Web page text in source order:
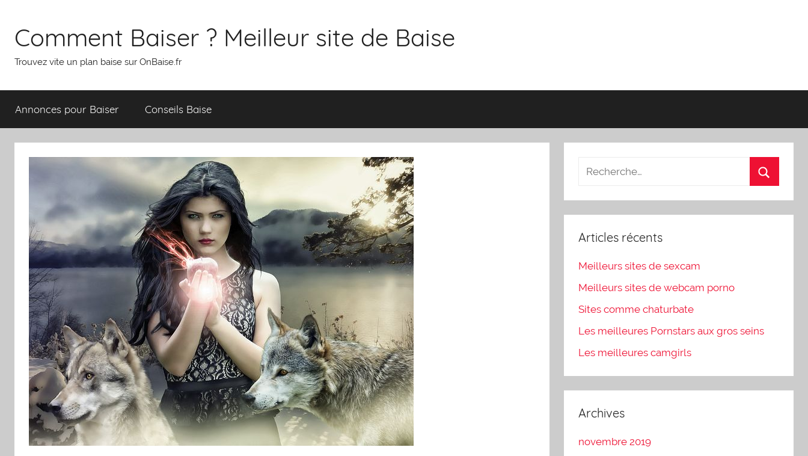
contenu
Comment Baiser ? Meilleur site de Baise
Trouvez vite un plan baise sur OnBaise.fr
Annonces pour Baiser Conseils Baise
Articles récents
Meilleurs sites de sexcam
Meilleurs sites de webcam porno
Sites comme chaturbate
Les meilleures Pornstars aux gros seins
Les meilleures camgirls
Archives
novembre 2019